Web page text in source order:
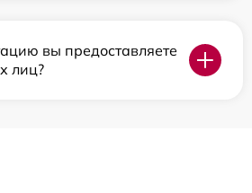
вы предоставляете
лиц?